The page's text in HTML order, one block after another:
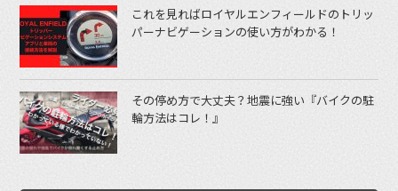
これを見ればロイヤルエンフィールドのトリッ
パーナビゲーションの使い方がわかる！
その停め方で大丈夫？地震に強い『バイクの駐
輪方法はコレ！』